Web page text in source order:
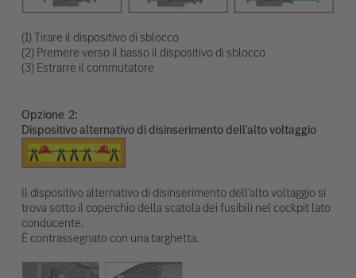
(1) Tirare il dispositivo di sblocco
(2) Premere verso il basso il dispositivo di sblocco
(3) Estrarre il commutatore
Opzione
Dispositivo alternativo di disinserimento dell'alto voltaggio
Il dispositivo alternativo di disinserimento dell'alto voltaggio si
trova sotto il coperchio della scatola dei fusibili nel cockpit lato
conducente.
È contrassegnato con una targhetta.